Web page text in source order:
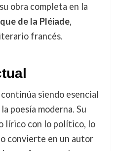
obra completa en la
de la Pléiade,
francés.
siendo esencial
poesía moderna. Su
lírico con lo político, lo
convierte en un autor